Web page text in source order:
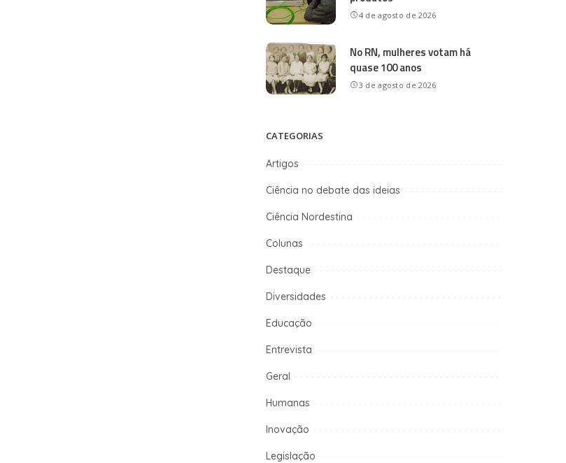
4 de agosto de 2026
No RN, mulheres votam há
quase 100 anos
3 de agosto de 2026
CATEGORIAS
Artigos
Ciência no debate das ideias
Ciência Nordestina
Colunas
Destaque
Diversidades
Educação
Entrevista
Geral
Humanas
Inovação
Legislação